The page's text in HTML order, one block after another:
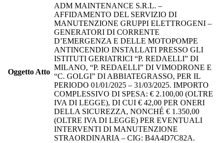
Oggetto Atto
ADM MAINTENANCE S.R.L. –
AFFIDAMENTO DEL SERVIZIO DI
MANUTENZIONE GRUPPI ELETTROGENI –
GENERATORI DI CORRENTE
D’EMERGENZA E DELLE MOTOPOMPE
ANTINCENDIO INSTALLATI PRESSO GLI
ISTITUTI GERIATRICI “P. REDAELLI” DI
MILANO, “P. REDAELLI” DI VIMODRONE E
“C. GOLGI” DI ABBIATEGRASSO, PER IL
PERIODO 01/01/2025 – 31/03/2025. IMPORTO
COMPLESSIVO DI SPESA: € 2.100,00 (OLTRE
IVA DI LEGGE), DI CUI € 42,00 PER ONERI
DELLA SICUREZZA, NONCHÉ € 1.350,00
(OLTRE IVA DI LEGGE) PER EVENTUALI
INTERVENTI DI MANUTENZIONE
STRAORDINARIA – CIG: B4A4D7C82A.